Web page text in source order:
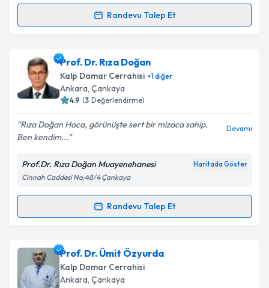
Randevu Talep Et
Randevu Takvimi Talebi
Prof. Dr. Mehmet Çakıcıiçin randevu takvimi talebi
oluşturun. Size bu uzmandan randevu almanız için bir
takvim hazırlandığında e-posta ile bilgilendireceğiz.
Kişisel verilerimin işlenmesine ilişkin
Aydınlatma
Metni'ni okudum ve kişisel verilerimin belirtilen
kapsamda işlenmesini kabul ediyorum.
Prof. Dr. Rıza Doğan
Kalp Damar Cerrahisi +1diğer
Ankara, Çankaya
4.9 (3 Değerlendirme)
Rıza Doğan Hoca, görünüşte sert bir mizaca sahip.
Ben kendim...
Devamı
Prof.Dr. Rıza Doğan Muayenehanesi Haritada Göster
Cinnah Caddesi No:48/4 Çankaya
Randevu Talep Et
Randevu Takvimi Talebi
Prof. Dr. Rıza Doğaniçin randevu takvimi talebi
oluşturun. Size bu uzmandan randevu almanız için bir
takvim hazırlandığında e-posta ile bilgilendireceğiz.
Prof. Dr. Ümit Özyurda
Kalp Damar Cerrahisi
Ankara, Çankaya